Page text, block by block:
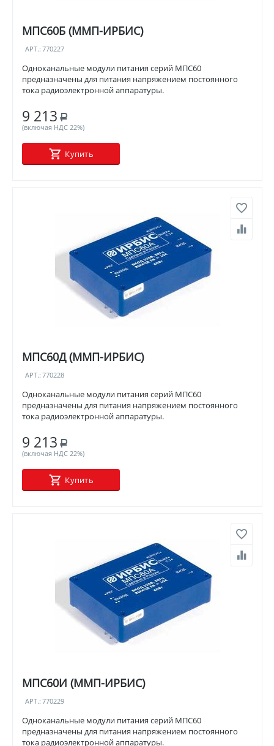
МПС60Б (ММП-ИРБИС)
АРТ.: 770227
Одноканальные модули питания серий МПС60
предназначены для питания напряжением постоянного
тока радиоэлектронной аппаратуры.
9 213 Р
(включая НДС 22%)
Купить
МПС60Д (ММП-ИРБИС)
АРТ.: 770228
Одноканальные модули питания серий МПС60
предназначены для питания напряжением постоянного
тока радиоэлектронной аппаратуры.
9 213 Р
(включая НДС 22%)
Купить
МПС60И (ММП-ИРБИС)
АРТ.: 770229
Одноканальные модули питания серий МПС60
предназначены для питания напряжением постоянного
тока радиоэлектронной аппаратуры.